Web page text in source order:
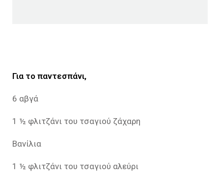
Για το παντεσπάνι,
6 αβγά
1 ½ φλιτζάνι του τσαγιού ζάχαρη
Βανίλια
1 ½ φλιτζάνι του τσαγιού αλεύρι